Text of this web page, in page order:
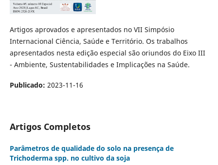
Artigos aprovados e apresentados no VII Simpósio
Internacional Ciência, Saúde e Território. Os trabalhos
apresentados nesta edição especial são oriundos do Eixo III
- Ambiente, Sustentabilidades e Implicações na Saúde.
Publicado: 2023-11-16
Artigos Completos
Parâmetros de qualidade do solo na presença de
Trichoderma spp. no cultivo da soja